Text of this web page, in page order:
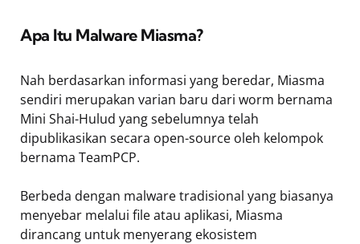
Apa Itu Malware Miasma?
Nah berdasarkan informasi yang beredar, Miasma
sendiri merupakan varian baru dari worm bernama
Mini Shai-Hulud yang sebelumnya telah
dipublikasikan secara open-source oleh kelompok
bernama TeamPCP.
Berbeda dengan malware tradisional yang biasanya
menyebar melalui file atau aplikasi, Miasma
dirancang untuk menyerang ekosistem